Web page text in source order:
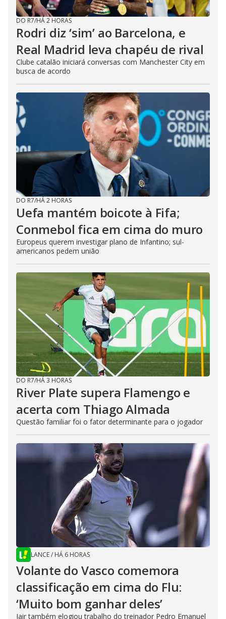
DO R7/HÁ 2 HORAS
Rodri diz ‘sim’ ao Barcelona, e
Real Madrid leva chapéu de rival
Clube catalão iniciará conversas com Manchester City em
busca de acordo
DO R7/HÁ 2 HORAS
Uefa mantém boicote à Fifa;
Conmebol fica em cima do muro
Europeus querem investigar plano de Infantino; sul-
americanos pedem união
DO R7/HÁ 3 HORAS
River Plate supera Flamengo e
acerta com Thiago Almada
Questão familiar foi o fator determinante para o jogador
LANCE/ HÁ 6 HORAS
Volante do Vasco comemora
classificação em cima do Flu:
‘Muito bom ganhar deles’
Jair também elogiou trabalho do treinador Pedro Emanuel